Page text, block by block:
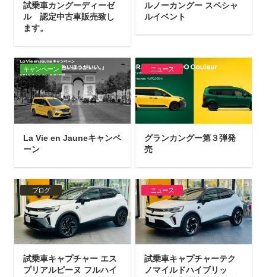
試乗車カングーディーゼ
ル 認定中古車販売致し
ます。
ルノーカングー スペシャ
ルイベント
キャンペーン
La Vie en Jauneキャンペ
ーン
ニュース
グランカングー第３弾発
売
ブログ
試乗車キャプチャー エス
プリアルピーヌ フルハイ
ニュース
試乗車キャプチャーテク
ノマイルドハイブリッ